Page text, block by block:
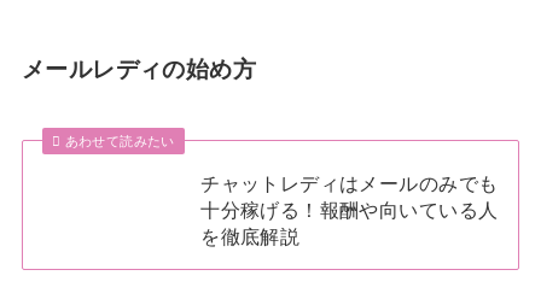
メールレディの始め方
あわせて読みたい
チャットレディはメールのみでも
十分稼げる！報酬や向いている人
を徹底解説